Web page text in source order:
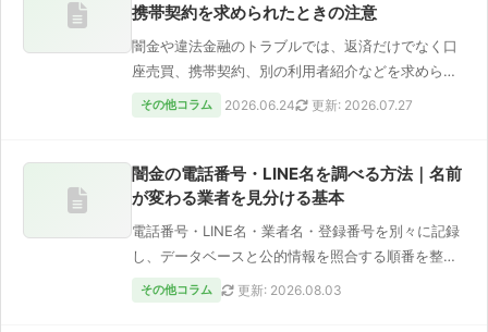
携帯契約を求められたときの注意
闇金や違法金融のトラブルでは、返済だけでなく口
座売買、携帯契約、別の利用者紹介などを求められ
ることがあります。闇バイト化…
その他コラム 2026.06.24 更新: 2026.07.27
闇金の電話番号・LINE名を調べる方法｜名前
が変わる業者を見分ける基本
電話番号・LINE名・業者名・登録番号を別々に記録
し、データベースと公的情報を照合する順番を整理
します。検索結果だけで安…
その他コラム 更新: 2026.08.03